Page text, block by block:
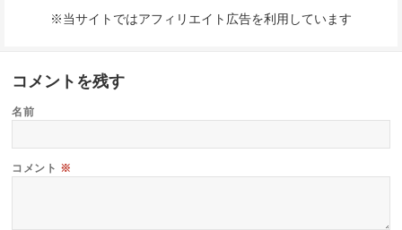
※当サイトではアフィリエイト広告を利用しています
コメントを残す
名前
コメント ※